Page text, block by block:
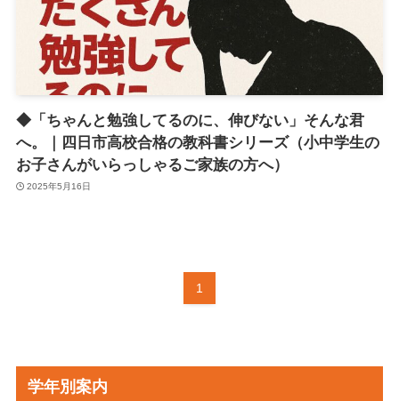
◆「ちゃんと勉強してるのに、伸びない」そんな君
へ。｜四日市高校合格の教科書シリーズ（小中学生の
お子さんがいらっしゃるご家族の方へ）
2025年5月16日
1
学年別案内